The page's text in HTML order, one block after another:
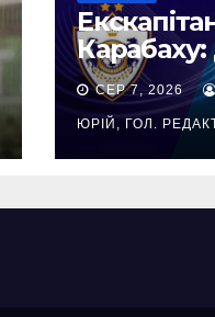
не та
після 0:1
обіграти
СЕР 7, 2026
ЮРІЙ, ГОЛ.